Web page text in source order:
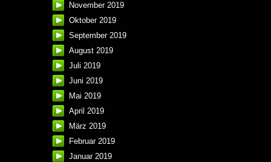
November 2019
Oktober 2019
September 2019
August 2019
Juli 2019
Juni 2019
Mai 2019
April 2019
März 2019
Februar 2019
Januar 2019